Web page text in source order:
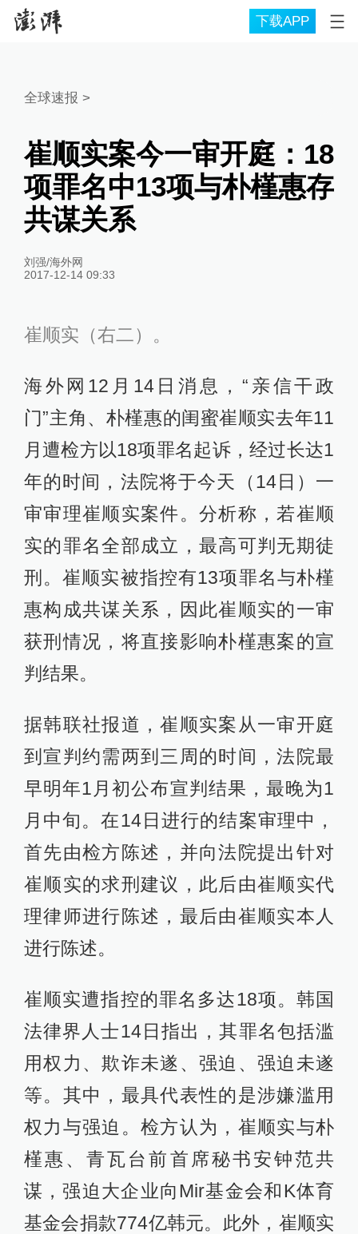
下载APP
全球速报 >
崔顺实案今一审开庭：18
项罪名中13项与朴槿惠存
共谋关系
刘强/海外网
2017-12-14 09:33
崔顺实（右二）。
海外网12月14日消息，“亲信干政
门”主角、朴槿惠的闺蜜崔顺实去年11
月遭检方以18项罪名起诉，经过长达1
年的时间，法院将于今天（14日）一
审审理崔顺实案件。分析称，若崔顺
实的罪名全部成立，最高可判无期徒
刑。崔顺实被指控有13项罪名与朴槿
惠构成共谋关系，因此崔顺实的一审
获刑情况，将直接影响朴槿惠案的宣
判结果。
据韩联社报道，崔顺实案从一审开庭
到宣判约需两到三周的时间，法院最
早明年1月初公布宣判结果，最晚为1
月中旬。在14日进行的结案审理中，
首先由检方陈述，并向法院提出针对
崔顺实的求刑建议，此后由崔顺实代
理律师进行陈述，最后由崔顺实本人
进行陈述。
崔顺实遭指控的罪名多达18项。韩国
法律界人士14日指出，其罪名包括滥
用权力、欺诈未遂、强迫、强迫未遂
等。其中，最具代表性的是涉嫌滥用
权力与强迫。检方认为，崔顺实与朴
槿惠、青瓦台前首席秘书安钟范共
谋，强迫大企业向Mir基金会和K体育
基金会捐款774亿韩元。此外，崔顺实